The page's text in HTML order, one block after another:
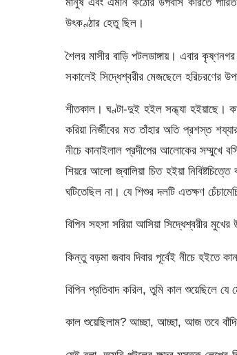
উৎকণ্ঠার হেতু ছিল।
শৈলর মাসীর বাড়ি পটলডাঙ্গায়। এবার
সকালেই সিদ্ধেশ্বরীর মেজছেলে হরিচরণের
শীতকাল। ঘণ্টা-দুই হইল সন্ধ্যা হইয়াছে।
করিয়া নির্জীবের মত তাঁহার অতি প্রশস্ত
নীচে কানাইলাল প্রদীপের আলোকের সম্মুখে
শিয়রে আলো জ্বালিয়া চিত হইয়া
ঘটিতেছিল না। যে শিশুর দলটি এতক্ষণ
বিপিন সহসা সরিয়া আসিয়া সিদ্ধেশ্বরীর
কিন্তু বড়মা জবাব দিবার পূর্বেই নীচে হইতে
বিপিন প্রতিবাদ করিল, তুমি কাল শুয়েছিলে যে
কাল শুয়েছিলাম? আচ্ছা, আচ্ছা, আজ তবে